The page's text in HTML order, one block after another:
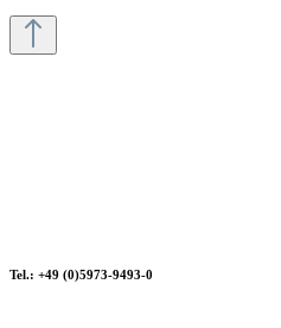
Tel.: +49 (0)5973-9493-0